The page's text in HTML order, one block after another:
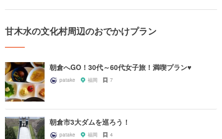
甘木水の文化村周辺のおでかけプラン
朝倉へGO！30代～60代女子旅！満喫プラン♥
patake 福岡 7
朝倉市3大ダムを巡ろう！
patake 福岡 4